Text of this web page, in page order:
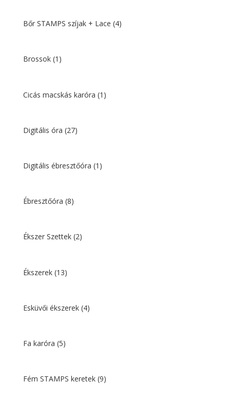
Bőr STAMPS szíjak + Lace (4)
Brossok (1)
Cicás macskás karóra (1)
Digitális óra (27)
Digitális ébresztőóra (1)
Ébresztőóra (8)
Ékszer Szettek (2)
Ékszerek (13)
Esküvői ékszerek (4)
Fa karóra (5)
Fém STAMPS keretek (9)